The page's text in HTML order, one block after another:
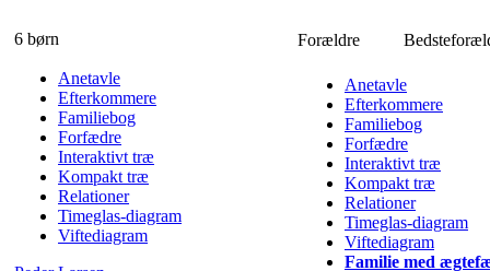
6 børn
Anetavle
Efterkommere
Familiebog
Forfædre
Interaktivt træ
Kompakt træ
Relationer
Timeglas-diagram
Viftediagram
Forældre
Anetavle
Efterkommere
Familiebog
Forfædre
Interaktivt træ
Kompakt træ
Relationer
Timeglas-diagram
Viftediagram
Familie med